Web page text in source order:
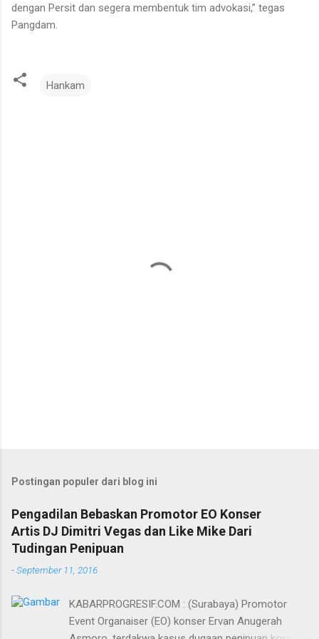
dengan Persit dan segera membentuk tim advokasi,” tegas
Pangdam.
Hankam
Postingan populer dari blog ini
Pengadilan Bebaskan Promotor EO Konser
Artis DJ Dimitri Vegas dan Like Mike Dari
Tudingan Penipuan
-September 11, 2016
KABARPROGRESIF.COM : (Surabaya) Promotor
Event Organaiser (EO) konser Ervan Anugerah